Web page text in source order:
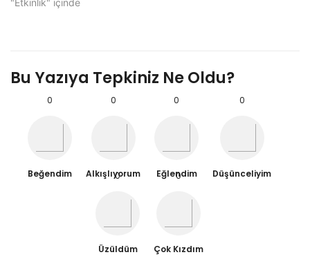
"Etkinlik" içinde
Bu Yazıya Tepkiniz Ne Oldu?
0
Beğendim
0
Alkışlıyorum
0
Eğlendim
0
Düşünceliyim
0
Üzüldüm
0
Çok Kızdım